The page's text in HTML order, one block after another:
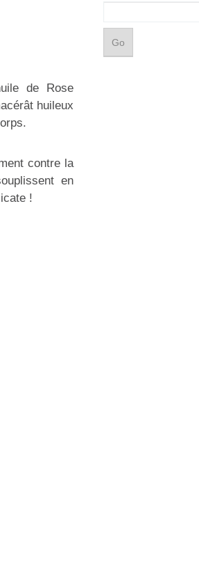
de Rose
huileux
contre la
en
!